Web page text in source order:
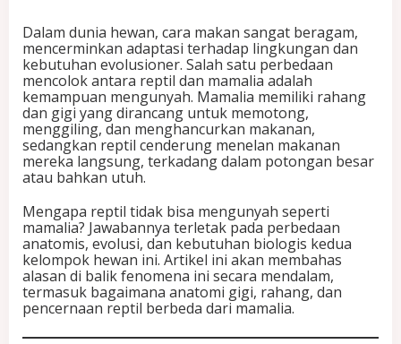
e
n
g
u
n
y
a
h
S
e
e
r
t
i
M
a
m
a
l
Dalam dunia hewan, cara makan sangat beragam,
mencerminkan adaptasi terhadap lingkungan dan
kebutuhan evolusioner. Salah satu perbedaan
mencolok antara reptil dan mamalia adalah
kemampuan mengunyah. Mamalia memiliki rahang
dan gigi yang dirancang untuk memotong,
menggiling, dan menghancurkan makanan,
sedangkan reptil cenderung menelan makanan
mereka langsung, terkadang dalam potongan besar
atau bahkan utuh.
Mengapa reptil tidak bisa mengunyah seperti
mamalia? Jawabannya terletak pada perbedaan
anatomis, evolusi, dan kebutuhan biologis kedua
kelompok hewan ini. Artikel ini akan membahas
alasan di balik fenomena ini secara mendalam,
termasuk bagaimana anatomi gigi, rahang, dan
pencernaan reptil berbeda dari mamalia.